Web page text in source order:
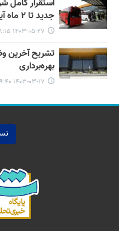
جدید تا ۲ ماه آینده + جزییات اجرای ۳ فاز پایانه
۱۴۰۳-۰۵-۲۷ ۰۸:۱۵
تشریح آخرین
بهره‌برداری
۱۴۰۳-۰۳-۱۷ ۰۹:۴۰